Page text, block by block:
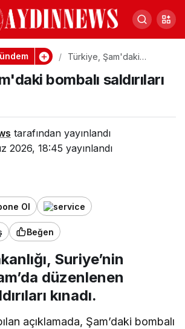
Türkiye, Şam'daki
bombalı saldırıları
tarafından yayınlandı
2026, 18:45 yayınlandı
Ol
Beğen
Suriye’nin
düzenlenen
kınadı.
açıklamada, Şam’daki bombalı
kınadı
0